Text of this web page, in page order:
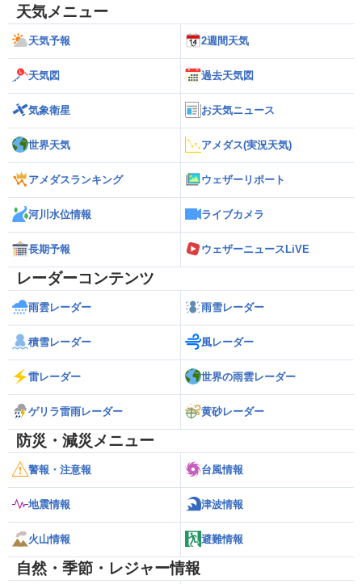
天気メニュー
天気予報 2週間天気
天気図 過去天気図
気象衛星 お天気ニュース
世界天気 アメダス(実況天気)
アメダスランキング ウェザーリポート
河川水位情報 ライブカメラ
長期予報 ウェザーニュースLiVE
レーダーコンテンツ
雨雲レーダー 雨雪レーダー
積雪レーダー 風レーダー
雷レーダー 世界の雨雲レーダー
ゲリラ雷雨レーダー 黄砂レーダー
防災・減災メニュー
警報・注意報 台風情報
地震情報 津波情報
火山情報 避難情報
自然・季節・レジャー情報